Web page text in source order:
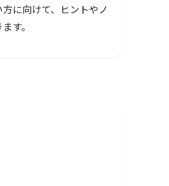
に向けて、ヒントやノ
す。